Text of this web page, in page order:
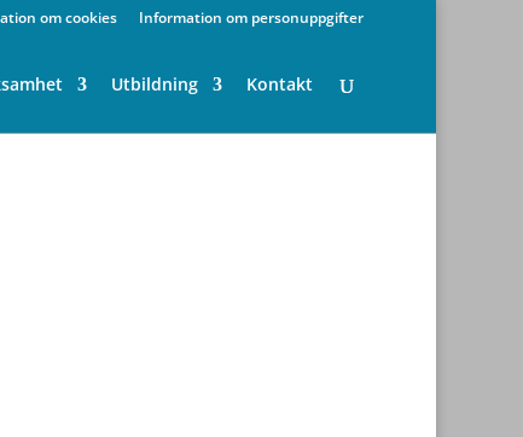
om cookies Information om personuppgifter
Utbildning Kontakt